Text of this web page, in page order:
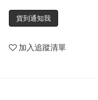
貨到通知我
加入追蹤清單